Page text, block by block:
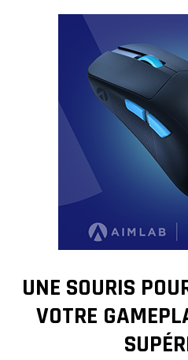
UNE SOURIS
VOTRE